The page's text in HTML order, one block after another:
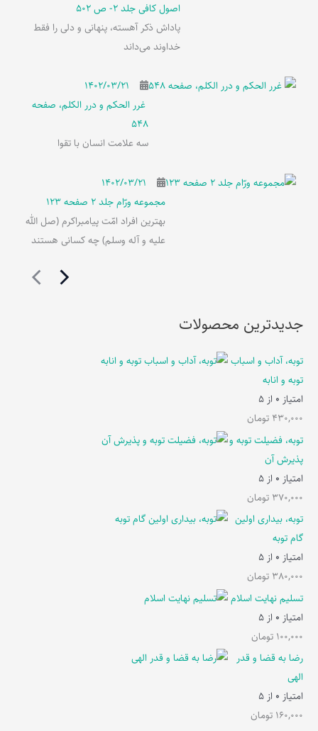
اصول کافی جلد 2- ص 502
پاداش ذکر آهسته، پنهانی و دلی را فقط
خداوند می‌داند
۱۴۰۲/۰۳/۲۱
غرر الحکم و درر الکلم، صفحه
548
سه علامت انسان با تقوا
۱۴۰۲/۰۳/۲۱
مجموعه ورّام جلد 2 صفحه 123
بهترین افراد امّت پیامبراکرم (صل الله
علیه و آله وسلم) چه کسانی هستند
جدیدترین محصولات
توبه، آداب و اسباب
توبه و انابه
امتیاز 0 از 5
430,000 تومان
توبه، فضیلت توبه و
پذیرش آن
امتیاز 0 از 5
370,000 تومان
توبه، بیداری اولین
گام توبه
امتیاز 0 از 5
380,000 تومان
تسلیم نهایت اسلام
امتیاز 0 از 5
100,000 تومان
رضا به قضا و قدر
الهی
امتیاز 0 از 5
160,000 تومان